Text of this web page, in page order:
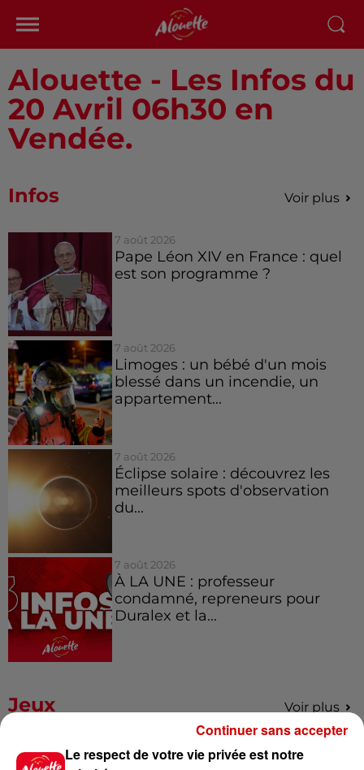
Alouette - Les Infos du
20 Avril 06h30 en
Vendée.
Infos Voir plus
7 août 2026
Pape Léon XIV en France : quel
est son programme ?
7 août 2026
Limoges : un bébé d'un mois
blessé dans un incendie, un
appartement...
7 août 2026
Éclipse solaire : découvrez les
meilleurs spots d'observation
du...
7 août 2026
À LA UNE : professeur
condamné, repreneurs pour
Duralex et la...
Jeux Voir plus
Gagnez vos places pour le
Le respect de votre vie privée est notre
Continuer sans accepter